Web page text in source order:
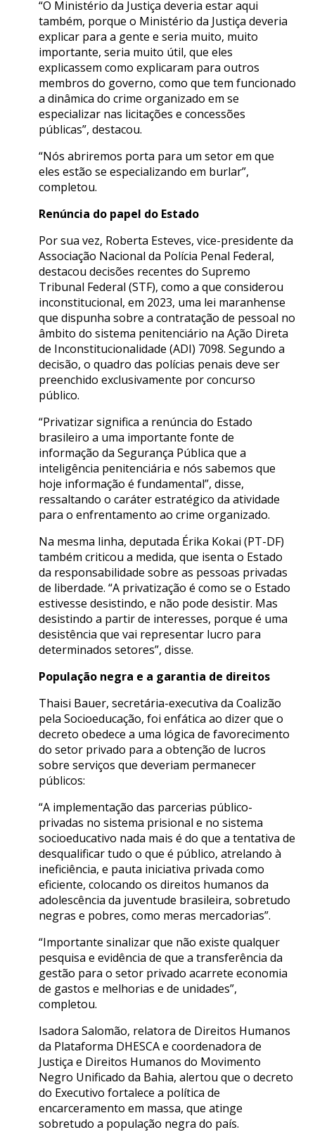
“O Ministério da Justiça deveria estar aqui
também, porque o Ministério da Justiça deveria
explicar para a gente e seria muito, muito
importante, seria muito útil, que eles
explicassem como explicaram para outros
membros do governo, como que tem funcionado
a dinâmica do crime organizado em se
especializar nas licitações e concessões
públicas”, destacou.
“Nós abriremos porta para um setor em que
eles estão se especializando em burlar”,
completou.
Renúncia do papel do Estado
Por sua vez, Roberta Esteves, vice-presidente da
Associação Nacional da Polícia Penal Federal,
destacou decisões recentes do Supremo
Tribunal Federal (STF), como a que considerou
inconstitucional, em 2023, uma lei maranhense
que dispunha sobre a contratação de pessoal no
âmbito do sistema penitenciário na Ação Direta
de Inconstitucionalidade (ADI) 7098. Segundo a
decisão, o quadro das polícias penais deve ser
preenchido exclusivamente por concurso
público.
“Privatizar significa a renúncia do Estado
brasileiro a uma importante fonte de
informação da Segurança Pública que a
inteligência penitenciária e nós sabemos que
hoje informação é fundamental”, disse,
ressaltando o caráter estratégico da atividade
para o enfrentamento ao crime organizado.
Na mesma linha, deputada Érika Kokai (PT-DF)
também criticou a medida, que isenta o Estado
da responsabilidade sobre as pessoas privadas
de liberdade. “A privatização é como se o Estado
estivesse desistindo, e não pode desistir. Mas
desistindo a partir de interesses, porque é uma
desistência que vai representar lucro para
determinados setores”, disse.
População negra e a garantia de direitos
Thaisi Bauer, secretária-executiva da Coalizão
pela Socioeducação, foi enfática ao dizer que o
decreto obedece a uma lógica de favorecimento
do setor privado para a obtenção de lucros
sobre serviços que deveriam permanecer
públicos:
“A implementação das parcerias público-
privadas no sistema prisional e no sistema
socioeducativo nada mais é do que a tentativa de
desqualificar tudo o que é público, atrelando à
ineficiência, e pauta iniciativa privada como
eficiente, colocando os direitos humanos da
adolescência da juventude brasileira, sobretudo
negras e pobres, como meras mercadorias”.
“Importante sinalizar que não existe qualquer
pesquisa e evidência de que a transferência da
gestão para o setor privado acarrete economia
de gastos e melhorias e de unidades”,
completou.
Isadora Salomão, relatora de Direitos Humanos
da Plataforma DHESCA e coordenadora de
Justiça e Direitos Humanos do Movimento
Negro Unificado da Bahia, alertou que o decreto
do Executivo fortalece a política de
encarceramento em massa, que atinge
sobretudo a população negra do país.